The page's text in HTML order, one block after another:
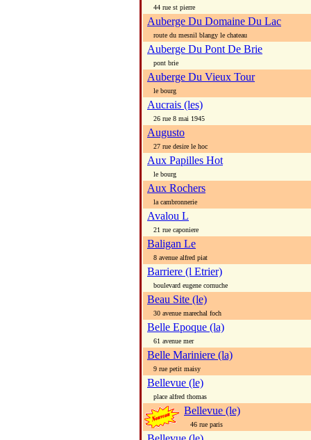
44 rue st pierre
Auberge Du Domaine Du Lac
route du mesnil blangy le chateau
Auberge Du Pont De Brie
pont brie
Auberge Du Vieux Tour
le bourg
Aucrais (les)
26 rue 8 mai 1945
Augusto
27 rue desire le hoc
Aux Papilles Hot
le bourg
Aux Rochers
la cambronnerie
Avalou L
21 rue caponiere
Baligan Le
8 avenue alfred piat
Barriere (l Etrier)
boulevard eugene cornuche
Beau Site (le)
30 avenue marechal foch
Belle Epoque (la)
61 avenue mer
Belle Mariniere (la)
9 rue petit maisy
Bellevue (le)
place alfred thomas
Bellevue (le)
46 rue paris